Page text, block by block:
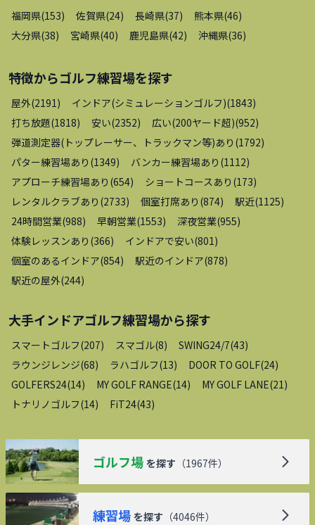
福岡県(153) 佐賀県(24) 長崎県(37) 熊本県(46)
大分県(38) 宮崎県(40) 鹿児島県(42) 沖縄県(36)
特徴からゴルフ練習場を探す
屋外(2191 ) インドア(シミュレーションゴルフ)(1843)
打ち放題(1818) 安い(2352) 広い(200ヤード超)(952)
弾道測定器(トップレーサー、トラックマン等)あり (1792)
パター練習場あり (1349) バンカー練習場あり (1112)
アプローチ練習場あり (654) ショートコースあり (173)
レンタルクラブあり (2733) 個室打席あり (874) 駅近(1125)
24時間営業(988) 早朝営業(1553) 深夜営業(955)
体験レッスンあり (366) インドアで安い(801 )
個室のあるインドア(854) 駅近のインドア(878)
駅近の屋外(244)
大手インドアゴルフ練習場から探す
スマートゴルフ(207) スマゴル(8) SWING24/7(43)
ラウンジレンジ(68) ラハゴルフ(13) DOOR TO GOLF(24)
GOLFERS24(14) MY GOLF RANGE(14) MY GOLF LANE(21 )
トナリノゴルフ(14) FiT24(43)
ゴルフ場 を探す （1967件）
練習場 を探す （4046件）